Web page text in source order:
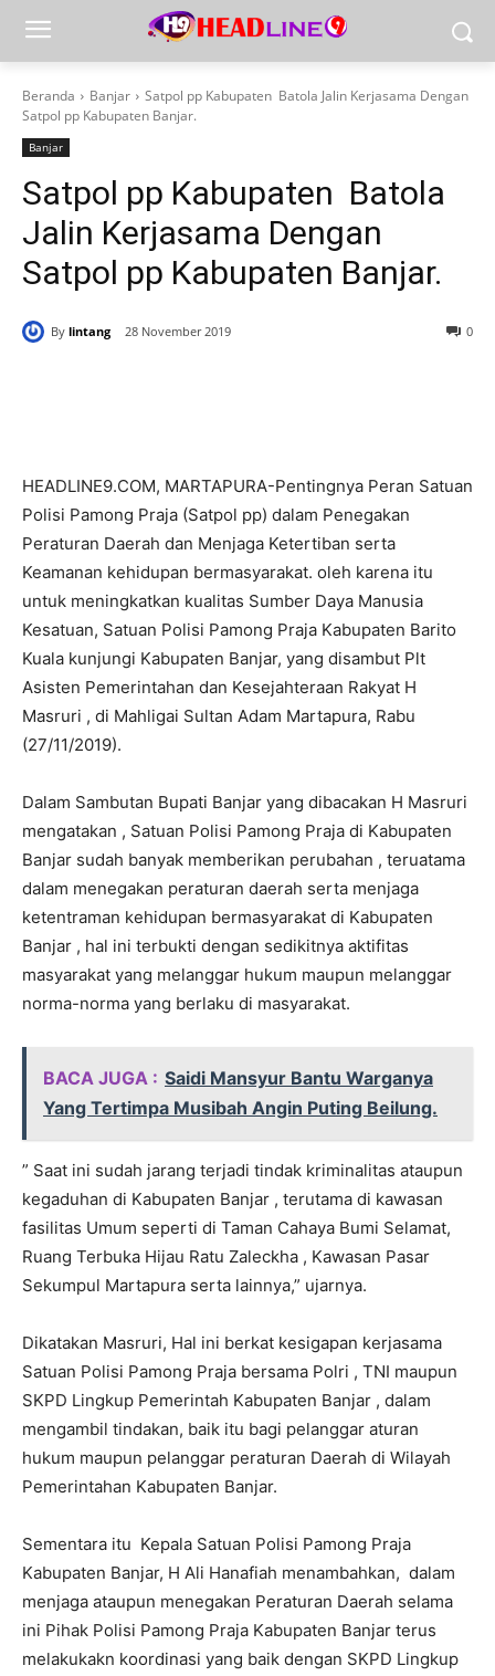
Beranda Banjar
Satpol pp Kabupaten Batola Jalin Kerjasama Dengan
Satpol pp Kabupaten Banjar.
Banjar
Satpol pp Kabupaten Batola
Jalin Kerjasama Dengan
Satpol pp Kabupaten Banjar.
By lintang 28 November 2019 0
HEADLINE9.COM, MARTAPURA-Pentingnya Peran Satuan
Polisi Pamong Praja (Satpol pp) dalam Penegakan
Peraturan Daerah dan Menjaga Ketertiban serta
Keamanan kehidupan bermasyarakat. oleh karena itu
untuk meningkatkan kualitas Sumber Daya Manusia
Kesatuan, Satuan Polisi Pamong Praja Kabupaten Barito
Kuala kunjungi Kabupaten Banjar, yang disambut Plt
Asisten Pemerintahan dan Kesejahteraan Rakyat H
Masruri , di Mahligai Sultan Adam Martapura, Rabu
(27/11/2019).
Dalam Sambutan Bupati Banjar yang dibacakan H Masruri
mengatakan , Satuan Polisi Pamong Praja di Kabupaten
Banjar sudah banyak memberikan perubahan , teruatama
dalam menegakan peraturan daerah serta menjaga
ketentraman kehidupan bermasyarakat di Kabupaten
Banjar , hal ini terbukti dengan sedikitnya aktifitas
masyarakat yang melanggar hukum maupun melanggar
norma-norma yang berlaku di masyarakat.
BACA JUGA : Saidi Mansyur Bantu Warganya
Yang Tertimpa Musibah Angin Puting Beilung.
” Saat ini sudah jarang terjadi tindak kriminalitas ataupun
kegaduhan di Kabupaten Banjar , terutama di kawasan
fasilitas Umum seperti di Taman Cahaya Bumi Selamat,
Ruang Terbuka Hijau Ratu Zaleckha , Kawasan Pasar
Sekumpul Martapura serta lainnya,” ujarnya.
Dikatakan Masruri, Hal ini berkat kesigapan kerjasama
Satuan Polisi Pamong Praja bersama Polri , TNI maupun
SKPD Lingkup Pemerintah Kabupaten Banjar , dalam
mengambil tindakan, baik itu bagi pelanggar aturan
hukum maupun pelanggar peraturan Daerah di Wilayah
Pemerintahan Kabupaten Banjar.
Sementara itu Kepala Satuan Polisi Pamong Praja
Kabupaten Banjar, H Ali Hanafiah menambahkan, dalam
menjaga ataupun menegakan Peraturan Daerah selama
ini Pihak Polisi Pamong Praja Kabupaten Banjar terus
melakukakn koordinasi yang baik dengan SKPD Lingkup